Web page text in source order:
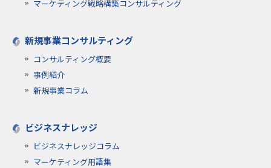
マーケティング戦略構築コンサルティング
新規事業コンサルティング
コンサルティング概要
事例紹介
新規事業コラム
ビジネスナレッジ
ビジネスナレッジコラム
マーケティング用語集